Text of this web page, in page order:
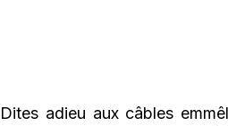
Dites adieu aux câbles